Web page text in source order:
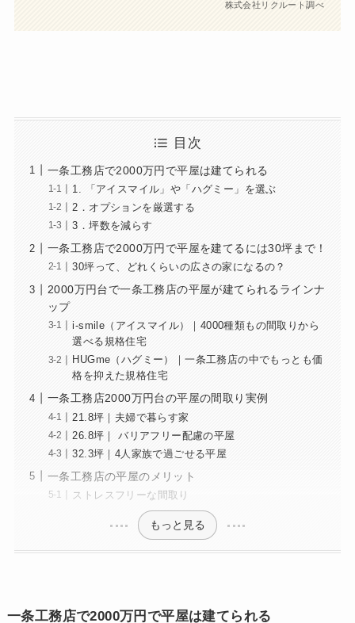
株式会社リクルート調べ
目次
一条工務店で2000万円で平屋は建てられる
1. 「アイスマイル」や「ハグミー」を選ぶ
2．オプションを厳選する
3．坪数を減らす
一条工務店で2000万円で平屋を建てるには30坪まで！
30坪って、どれくらいの広さの家になるの？
2000万円台で一条工務店の平屋が建てられるラインナ
ップ
i-smile（アイスマイル）｜4000種類もの間取りから
選べる規格住宅
HUGme（ハグミー）｜一条工務店の中でもっとも価
格を抑えた規格住宅
一条工務店2000万円台の平屋の間取り実例
21.8坪｜夫婦で暮らす家
26.8坪｜ バリアフリー配慮の平屋
32.3坪｜4人家族で過ごせる平屋
一条工務店の平屋のメリット
ストレスフリーな間取り
もっと見る
一条工務店で2000万円で平屋は建てられる